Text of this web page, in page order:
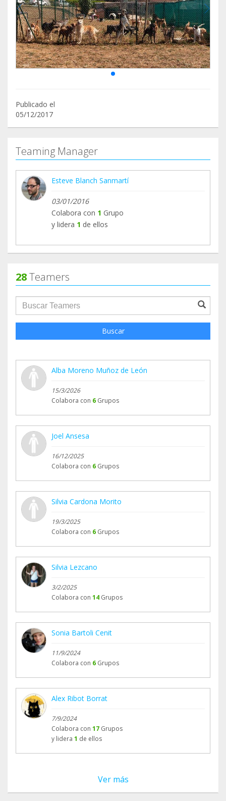
Publicado el
05/12/2017
Teaming Manager
Esteve Blanch Sanmartí
03/01/2016
Colabora con 1 Grupo
y lidera 1 de ellos
28Teamers
groupProfile.searchForm.search.text???
Buscar
Alba Moreno Muñoz de León
15/3/2026
Colabora con 6 Grupos
Joel Ansesa
16/12/2025
Colabora con 6 Grupos
Silvia Cardona Morito
19/3/2025
Colabora con 6 Grupos
Silvia Lezcano
3/2/2025
Colabora con 14 Grupos
Sonia Bartoli Cenit
11/9/2024
Colabora con 6 Grupos
Alex Ribot Borrat
7/9/2024
Colabora con 17 Grupos
y lidera 1 de ellos
Ver más